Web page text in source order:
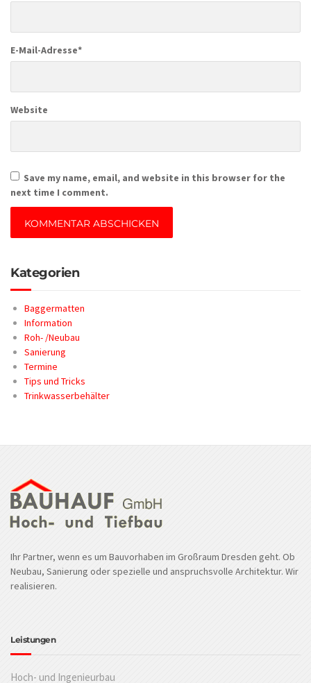
E-Mail-Adresse*
Website
Save my name, email, and website in this browser for the
next time I comment.
Kategorien
Baggermatten
Information
Roh- /Neubau
Sanierung
Termine
Tips und Tricks
Trinkwasserbehälter
Ihr Partner, wenn es um Bauvorhaben im Großraum Dresden geht. Ob
Neubau, Sanierung oder spezielle und anspruchsvolle Architektur. Wir
realisieren.
Leistungen
Hoch- und Ingenieurbau